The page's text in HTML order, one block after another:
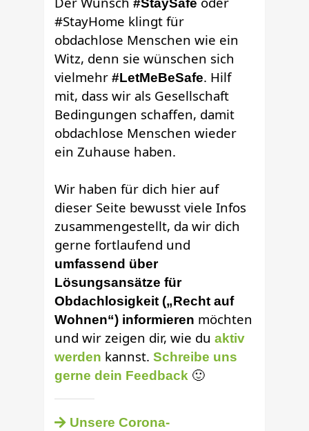
#StaySafe
#StayHome klingt für
obdachlose Menschen wie ein
Witz, denn sie wünschen sich
vielmehr#LetMeBeSafe. Hilf
mit, dass wir als Gesellschaft
Bedingungen schaffen, damit
obdachlose Menschen wieder
ein Zuhause haben.
Wir haben für dich hier auf
dieser Seite bewusst viele Infos
zusammengestellt, da wir dich
gerne fortlaufend und
umfassend über
Lösungsansätze für
Obdachlosigkeit („Recht auf
Wohnen“) informieren möchten
und wir zeigen dir, wie duaktiv
werden kannst.Schreibe uns
gerne dein Feedback 🙂
Unsere Corona-